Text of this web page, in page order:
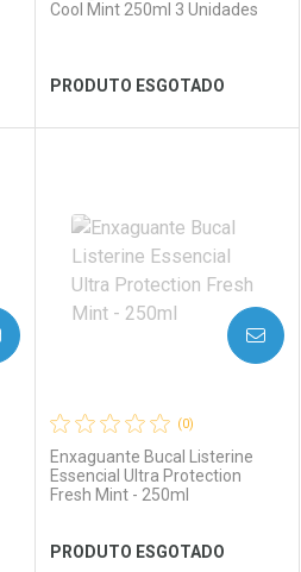
Ver Desconto Convênio
Cool Mint 250ml 3 Unidades
PRODUTO ESGOTADO
Laboratório
Ver Desconto Convênio
Por Menos
(0)
Enxaguante Bucal Listerine
Essencial Ultra Protection
Fresh Mint - 250ml
PRODUTO ESGOTADO
AVISE-ME